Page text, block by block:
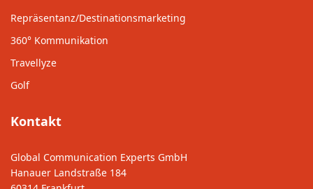
Repräsentanz/Destinationsmarketing
360° Kommunikation
Travellyze
Golf
Kontakt
Global Communication Experts GmbH
Hanauer Landstraße 184